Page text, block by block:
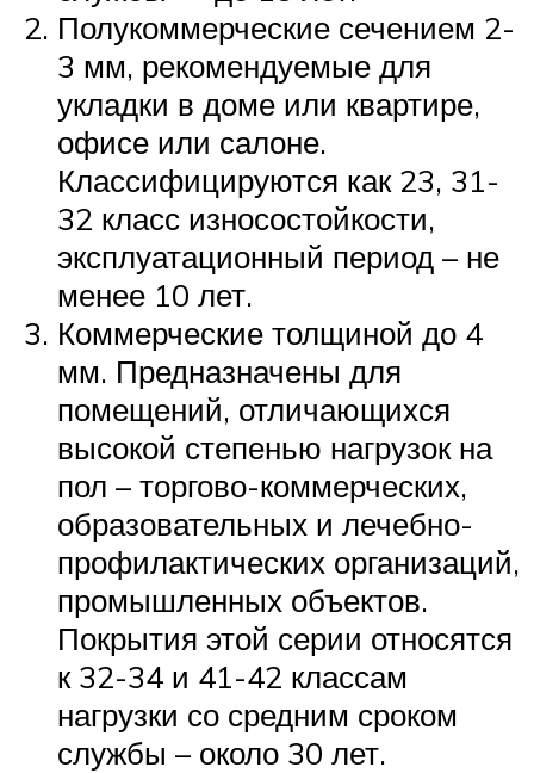
Полукоммерческие сечением 2-
3 мм, рекомендуемые для
укладки в доме или квартире,
офисе или салоне.
Классифицируются как 23, 31-
32 класс износостойкости,
эксплуатационный период – не
менее 10 лет.
Коммерческие толщиной до 4
мм. Предназначены для
помещений, отличающихся
высокой степенью нагрузок на
пол – торгово-коммерческих,
образовательных и лечебно-
профилактических организаций,
промышленных объектов.
Покрытия этой серии относятся
к 32-34 и 41-42 классам
нагрузки со средним сроком
службы – около 30 лет.